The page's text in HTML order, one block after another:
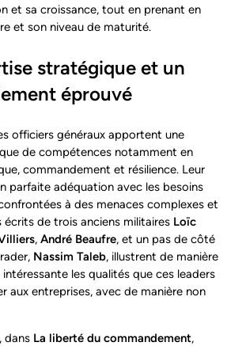
et sa croissance, tout en prenant en
et son niveau de maturité.
stratégique et un
éprouvé
officiers généraux apportent une
de compétences notamment en
commandement et résilience. Leur
parfaite adéquation avec les besoins
à des menaces complexes et
écrits de trois anciens militaires Loïc
, André Beaufre, et un pas de côté
Nassim Taleb, illustrent de manière
les qualités que ces leaders
aux entreprises, avec de manière non
, dans La liberté du commandement,